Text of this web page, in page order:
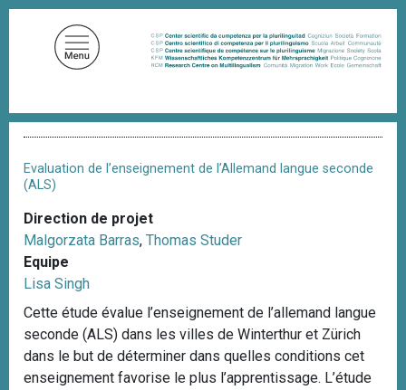
l
d
r
i
a
e
Evaluation de l’enseignement de l’Allemand langue seconde
(ALS)
Direction de projet
Malgorzata Barras, Thomas Studer
Equipe
Lisa Singh
Cette étude évalue l’enseignement de l’allemand langue
seconde (ALS) dans les villes de Winterthur et Zürich
dans le but de déterminer dans quelles conditions cet
enseignement favorise le plus l’apprentissage. L’étude